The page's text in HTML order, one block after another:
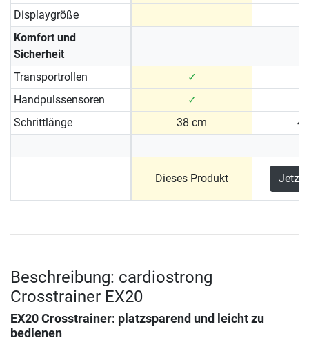
Displaygröße
Komfort und
Sicherheit
Transportrollen
✓
Handpulssensoren
✓
Schrittlänge
38 cm
Dieses Produkt Jetzt
Beschreibung: cardiostrong
Crosstrainer EX20
EX20 Crosstrainer: platzsparend und leicht zu
bedienen